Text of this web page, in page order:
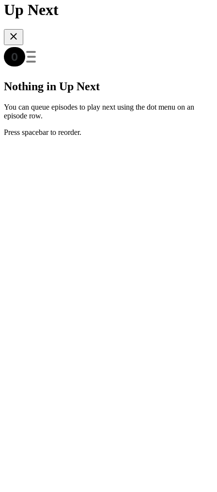
Up Next
Nothing in Up Next
You can queue episodes to play next using the dot menu on an
episode row.
Press spacebar to reorder.